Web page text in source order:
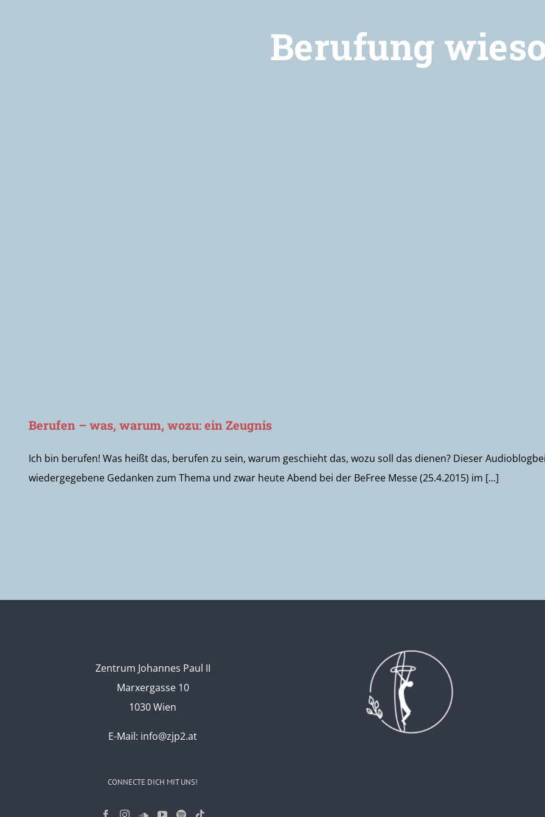
Berufung
Berufen – was, warum, wozu: ein Zeugnis
Ich bin berufen! Was heißt das, berufen zu sein, warum geschieht das, wozu soll das dienen? Dieser
wiedergegebene Gedanken zum Thema und zwar heute Abend bei der BeFree Messe (25.4.2015) im [...]
Zentrum Johannes Paul II
Marxergasse 10
1030 Wien
E-Mail: info@zjp2.at
CONNECTE DICH MIT UNS!